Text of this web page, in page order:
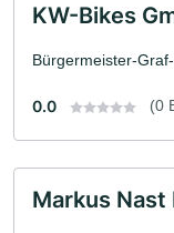
KW-Bikes
Bürgermeister-
0.0 (0
Markus Nast